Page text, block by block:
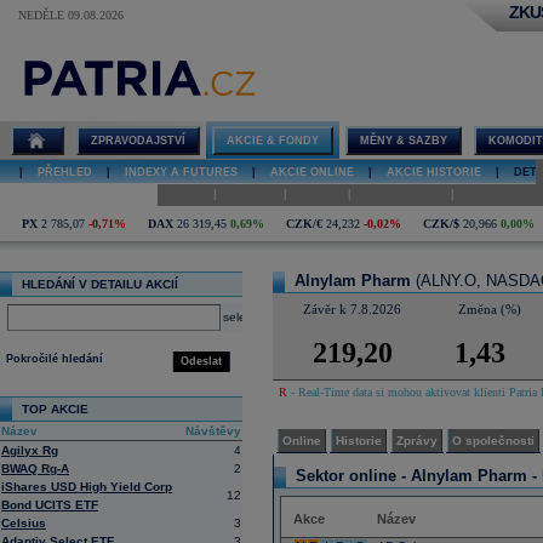
NEDĚLE 09.08.2026
Alnylam
Pharm online
ZPRAVODAJSTVÍ AKCIE & FONDY MĚNY & SAZBY
PŘEHLED INDEXY A FUTURES AKCIE ONLINE AKCIE HISTORIE
PX 2 785,07 -0,71% DAX 26 319,45 0,69% CZK/€ 24,232 -0,02% CZK/$ 20,966 0,00%
HLEDÁNÍ V DETAILU AKCIÍ
select
Odeslat
Pokročilé hledání
TOP AKCIE
Název
Návštěvy
Agilyx Rg
4
BWAQ Rg-A
2
iShares USD High Yield Corp
Bond UCITS ETF
12
Celsius
3
Alnylam Pharm (ALNY.O,
Závěr k 7.8.2026 Změna (%)
219,20 1,43
R - Real-Time data si mohou aktivovat klienti
Online Historie Zprávy O společnosti
Sektor online - Alnylam Pharm -
Akce
Název